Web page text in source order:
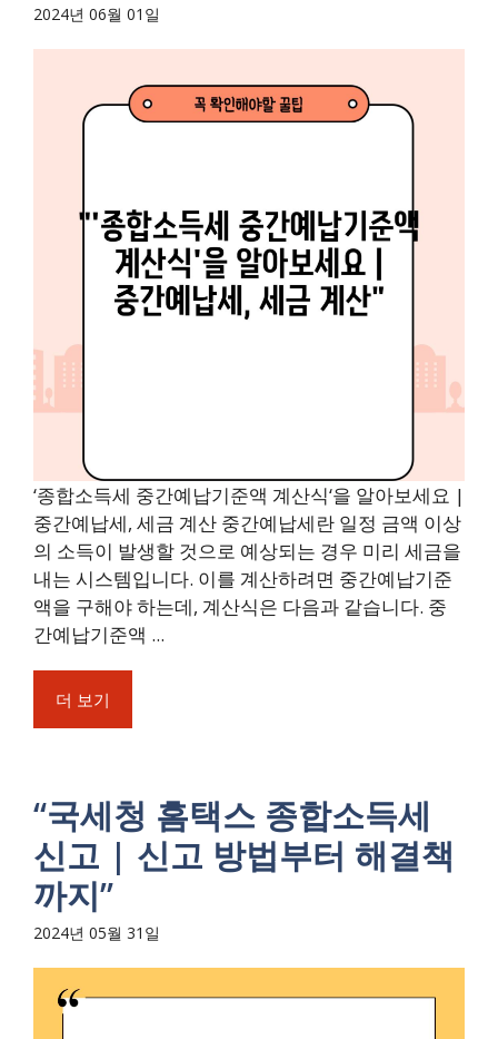
2024년 06월 01일
‘종합소득세 중간예납기준액 계산식‘을 알아보세요 |
중간예납세, 세금 계산 중간예납세란 일정 금액 이상
의 소득이 발생할 것으로 예상되는 경우 미리 세금을
내는 시스템입니다. 이를 계산하려면 중간예납기준
액을 구해야 하는데, 계산식은 다음과 같습니다. 중
간예납기준액 ...
더 보기
“국세청 홈택스 종합소득세
신고 | 신고 방법부터 해결책
까지”
2024년 05월 31일